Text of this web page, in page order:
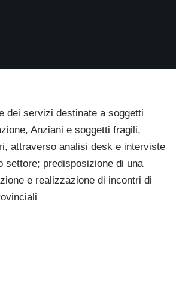
dei servizi destinate a soggetti
Anziani e soggetti fragili,
attraverso analisi desk e interviste
settore; predisposizione di una
e realizzazione di incontri di